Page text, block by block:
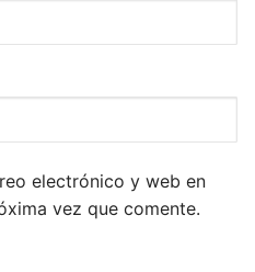
electrónico y web en
vez que comente.